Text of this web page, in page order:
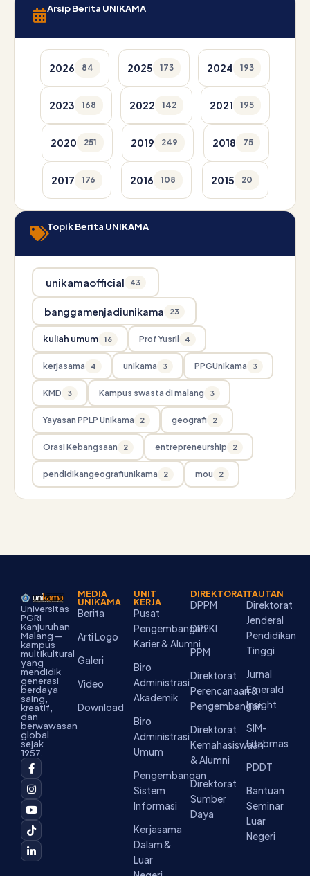
Arsip Berita UNIKAMA
2026 84 2025 173 2024 193
2023 168 2022 142 2021 195
2020 251 2019 249 2018 75
2017 176 2016 108 2015 20
Topik Berita UNIKAMA
unikamaofficial 43
banggamenjadiunikama 23
kuliah umum 16 Prof Yusril 4
kerjasama 4 unikama 3 PPGUnikama 3
KMD 3 Kampus swasta di malang 3
Yayasan PPLP Unikama 2 geografi 2
Orasi Kebangsaan 2 entrepreneurship 2
pendidikangeografiunikama 2 mou 2
Universitas
PGRI
Kanjuruhan
Malang —
kampus
multikultural
yang
mendidik
generasi
berdaya
saing,
kreatif,
dan
berwawasan
global
sejak
1957.
F
a
c
e
b
o
o
k
-
f
I
n
s
t
a
g
r
a
m
Y
o
u
t
u
b
e
T
i
k
t
o
k
L
i
n
k
e
d
i
n
-
i
n
MEDIA
UNIKAMA
Berita
Arti Logo
Galeri
Video
Download
UNIT
KERJA
Pusat
Pengembangan
Karier & Alumni
Biro
Administrasi
Akademik
Biro
Administrasi
Umum
Pengembangan
Sistem
Informasi
Kerjasama
Dalam &
Luar
DIREKTORAT
DPPM
DP2KI
PPM
Direktorat
Perencanaan &
Pengembangan
Direktorat
Kemahasiswaan
& Alumni
Direktorat
Sumber
Daya
TAUTAN
Direktorat
Jenderal
Pendidikan
Tinggi
Jurnal
Emerald
Insight
SIM-
Litabmas
PDDT
Bantuan
Seminar
Luar
Negeri